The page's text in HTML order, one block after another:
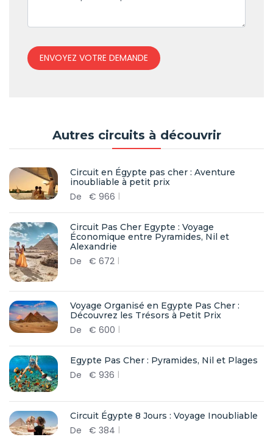
ENVOYEZ VOTRE DEMANDE
Autres circuits à découvrir
Circuit en Égypte pas cher : Aventure
inoubliable à petit prix
De € 966
Circuit Pas Cher Egypte : Voyage
Économique entre Pyramides, Nil et
Alexandrie
De € 672
Voyage Organisé en Egypte Pas Cher :
Découvrez les Trésors à Petit Prix
De € 600
Egypte Pas Cher : Pyramides, Nil et Plages
De € 936
Circuit Égypte 8 Jours : Voyage Inoubliable
De € 384